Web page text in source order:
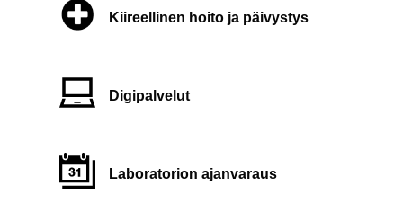
Kiireellinen hoito ja päivystys
Digipalvelut
Laboratorion ajanvaraus